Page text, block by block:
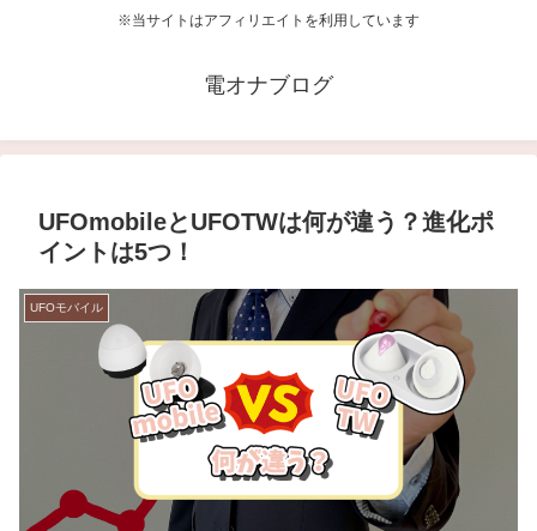
※当サイトはアフィリエイトを利用しています
電オナブログ
UFOmobileとUFOTWは何が違う？進化ポ
イントは5つ！
UFOモバイル